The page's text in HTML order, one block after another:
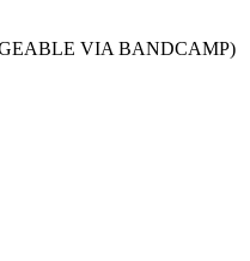
VIA BANDCAMP)